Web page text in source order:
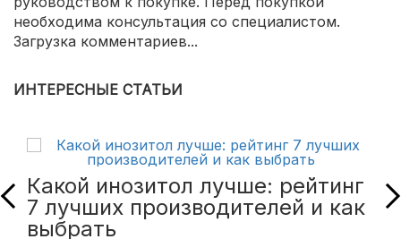
необходима консультация со специалистом.
Загрузка комментариев...
ИНТЕРЕСНЫЕ СТАТЬИ
Какой инозитол лучше: рейтинг
7 лучших производителей и как
выбрать